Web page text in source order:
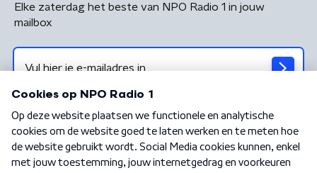
Elke zaterdag het beste van NPO Radio 1 in jouw
mailbox
Algemene voorwaarden